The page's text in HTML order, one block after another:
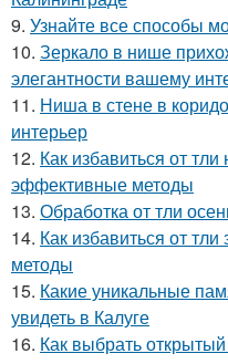
9. Узнайте все способы
10. Зеркало в нише
элегантности вашему
11. Ниша в стене в
интерьер
12. Как избавиться от
эффективные методы
13. Обработка от тли
14. Как избавиться от
методы
15. Какие уникальные
увидеть в Калуге
16. Как выбрать